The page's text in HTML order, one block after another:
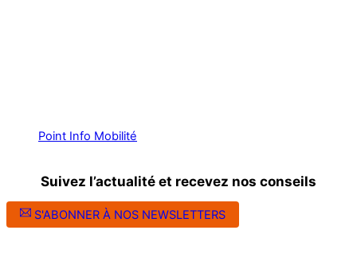
Point Info Mobilité
Suivez l’actualité et recevez nos conseils
S'ABONNER À NOS NEWSLETTERS